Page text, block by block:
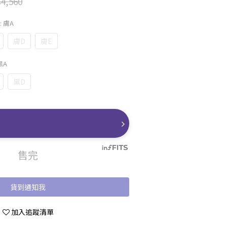
: 膚A
膚D 膚E
A
黑D
售完
貨到通知我
加入追蹤清單